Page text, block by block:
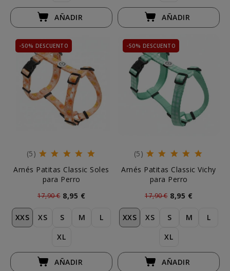
AÑADIR AÑADIR
-50% DESCUENTO
(5)
Arnés Patitas Classic Soles
para Perro
17,90 € 8,95 €
XXS XS S M
L
XL
AÑADIR
-50% DESCUENTO
(5)
Arnés Patitas Classic Vichy
para Perro
17,90 € 8,95 €
XXS XS S M
L
XL
AÑADIR